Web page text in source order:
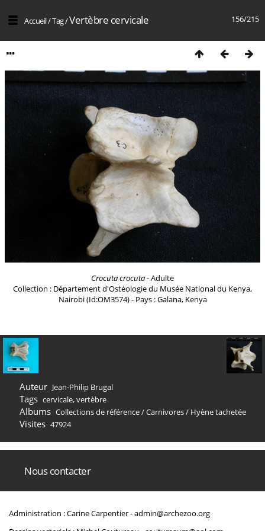
156/215
Accueil/Tag/Vertèbre cervicale
Crocuta crocuta- Adulte
Collection : Département d'Ostéologie du Musée National du Kenya,
Nairobi (Id:OM3574) - Pays : Galana, Kenya
Auteur Jean-Philip Brugal
Tags cervicale,vertèbre
Albums Collections de référence/Carnivores/ Hyène tachetée
Visites 47924
Nous contacter
Administration : Carine Carpentier -admin@archezoo.org